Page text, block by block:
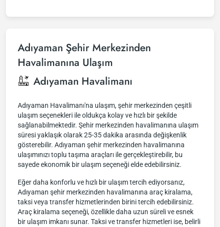
Adıyaman Şehir Merkezinden
Havalimanına Ulaşım
Adıyaman Havalimanı
Adıyaman Havalimanı'na ulaşım, şehir merkezinden çeşitli
ulaşım seçenekleri ile oldukça kolay ve hızlı bir şekilde
sağlanabilmektedir. Şehir merkezinden havalimanına ulaşım
süresi yaklaşık olarak 25-35 dakika arasında değişkenlik
gösterebilir. Adıyaman şehir merkezinden havalimanına
ulaşımınızı toplu taşıma araçları ile gerçekleştirebilir, bu
sayede ekonomik bir ulaşım seçeneği elde edebilirsiniz.
Eğer daha konforlu ve hızlı bir ulaşım tercih ediyorsanız,
Adıyaman şehir merkezinden havalimanına araç kiralama,
taksi veya transfer hizmetlerinden birini tercih edebilirsiniz.
Araç kiralama seçeneği, özellikle daha uzun süreli ve esnek
bir ulaşım imkanı sunar. Taksi ve transfer hizmetleri ise, belirli